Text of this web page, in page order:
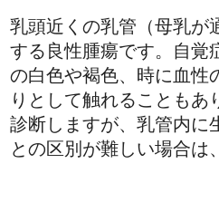
乳頭近くの乳管（母乳が
する良性腫瘍です。自覚
の白色や褐色、時に血性
りとして触れることもあ
診断しますが、乳管内に
との区別が難しい場合は